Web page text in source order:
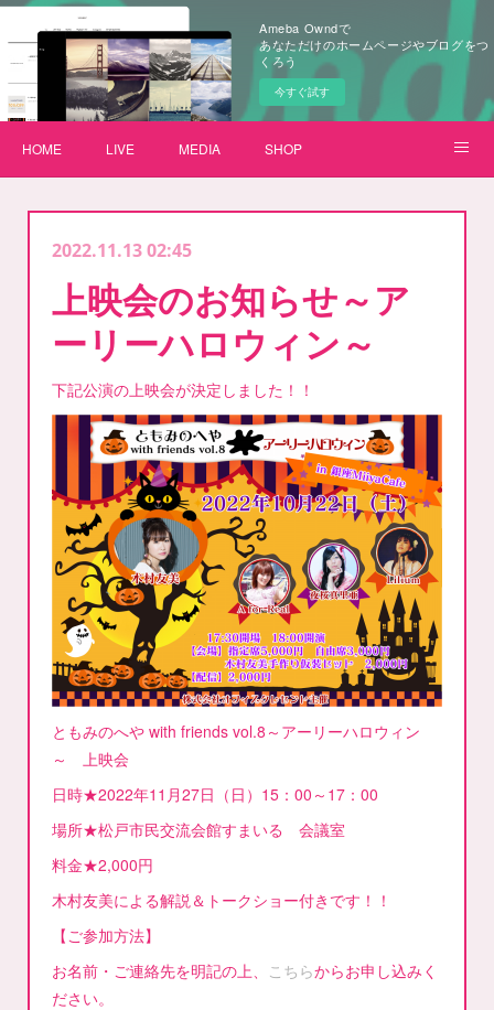
Ameba Owndで
あなただけのホームページやブログをつ
くろう
今すぐ試す
HOME LIVE MEDIA SHOP
2022.11.13 02:45
上映会のお知らせ～ア
ーリーハロウィン～
下記公演の上映会が決定しました！！
ともみのへや with friends vol.8～アーリーハロウィン
～ 上映会
日時★2022年11月27日（日）15：00～17：00
場所★松戸市民交流会館すまいる 会議室
料金★2,000円
木村友美による解説＆トークショー付きです！！
【ご参加方法】
お名前・ご連絡先を明記の上、
こちらからお申し込みく
ださい。